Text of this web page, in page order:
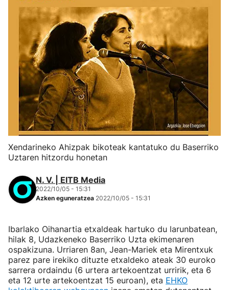
Xendarineko Ahizpak bikoteak kantatuko du Baserriko
Uztaren hitzordu honetan
N. V. | EITB Media
2022/10/05 - 15:31
Azken eguneratzea 2022/10/05 - 15:31
Ibarlako Oihanartia etxaldeak hartuko du larunbatean,
hilak 8, Udazkeneko Baserriko Uzta ekimenaren
ospakizuna. Urriaren 8an, Jean-Mariek eta Mirentxuk
parez pare irekiko dituzte etxaldeko ateak 30 euroko
sarrera ordaindu (6 urtera artekoentzat urririk, eta 6
eta 12 urte artekoentzat 15 euroan), eta EHKO